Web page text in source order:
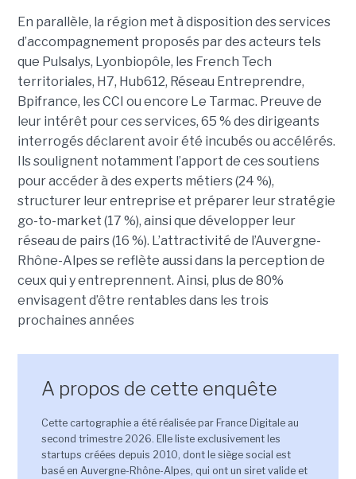
En parallèle, la région met à disposition des services
d’accompagnement proposés par des acteurs tels
que Pulsalys, Lyonbiopôle, les French Tech
territoriales, H7, Hub612, Réseau Entreprendre,
Bpifrance, les CCI ou encore Le Tarmac. Preuve de
leur intérêt pour ces services, 65 % des dirigeants
interrogés déclarent avoir été incubés ou accélérés.
Ils soulignent notamment l’apport de ces soutiens
pour accéder à des experts métiers (24 %),
structurer leur entreprise et préparer leur stratégie
go-to-market (17 %), ainsi que développer leur
réseau de pairs (16 %). L’attractivité de l’Auvergne-
Rhône-Alpes se reflète aussi dans la perception de
ceux qui y entreprennent. Ainsi, plus de 80%
envisagent d’être rentables dans les trois
prochaines années
A propos de cette enquête
Cette cartographie a été réalisée par France Digitale au
second trimestre 2026. Elle liste exclusivement les
startups créées depuis 2010, dont le siège social est
basé en Auvergne-Rhône-Alpes, qui ont un siret valide et